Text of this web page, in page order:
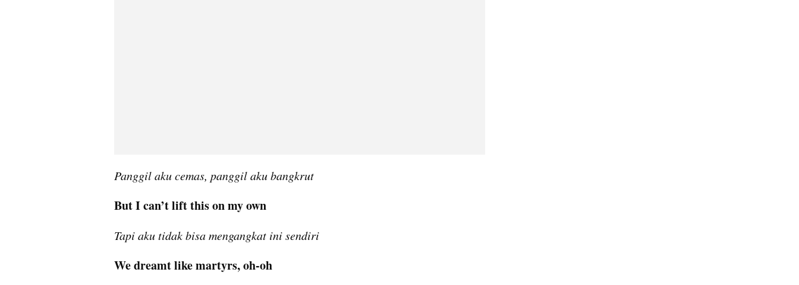
Panggil aku cemas, panggil aku bangkrut
But I can’t lift this on my own
Tapi aku tidak bisa mengangkat ini sendiri
We dreamt like martyrs, oh-oh